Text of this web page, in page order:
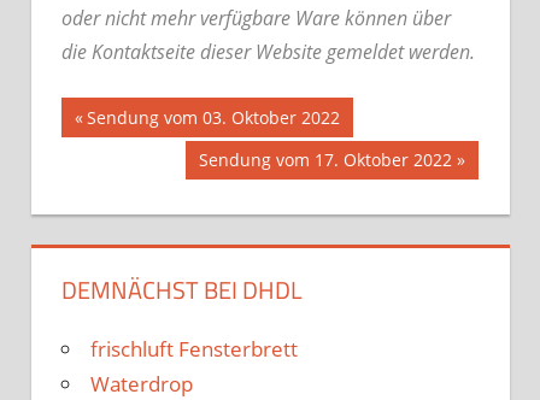
oder nicht mehr verfügbare Ware können über
die Kontaktseite dieser Website gemeldet werden.
Beitrags-
Navigation
Vorheriger
Beitrag:
Sendung vom 03. Oktober 2022
Nächster
Beitrag:
Sendung vom 17. Oktober 2022
DEMNÄCHST BEI DHDL
frischluft Fensterbrett
Waterdrop